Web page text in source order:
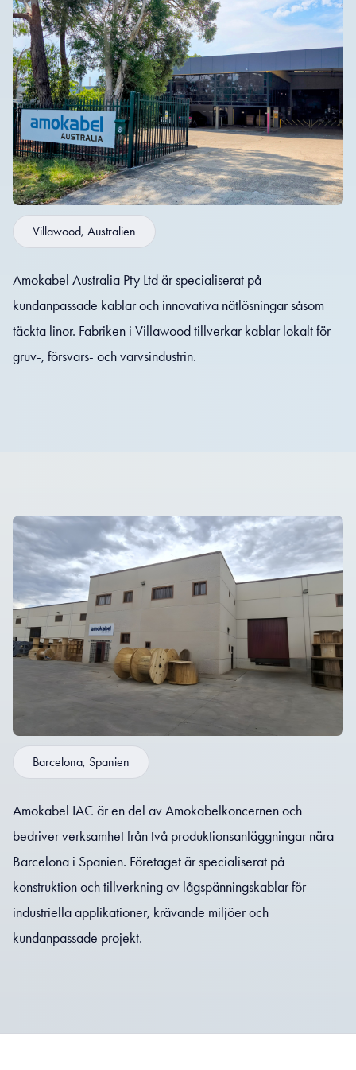
Villawood, Australien
Amokabel Australia Pty Ltd är specialiserat på
kundanpassade kablar och innovativa nätlösningar såsom
täckta linor. Fabriken i Villawood tillverkar kablar lokalt för
gruv-, försvars- och varvsindustrin.
Barcelona, Spanien
Amokabel IAC är en del av Amokabelkoncernen och
bedriver verksamhet från två produktionsanläggningar nära
Barcelona i Spanien. Företaget är specialiserat på
konstruktion och tillverkning av lågspänningskablar för
industriella applikationer, krävande miljöer och
kundanpassade projekt.